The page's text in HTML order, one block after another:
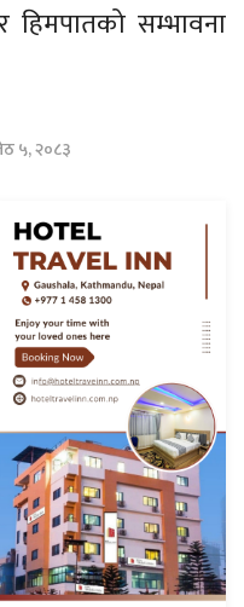
हिमपातको सम्भावना
५, २०८३